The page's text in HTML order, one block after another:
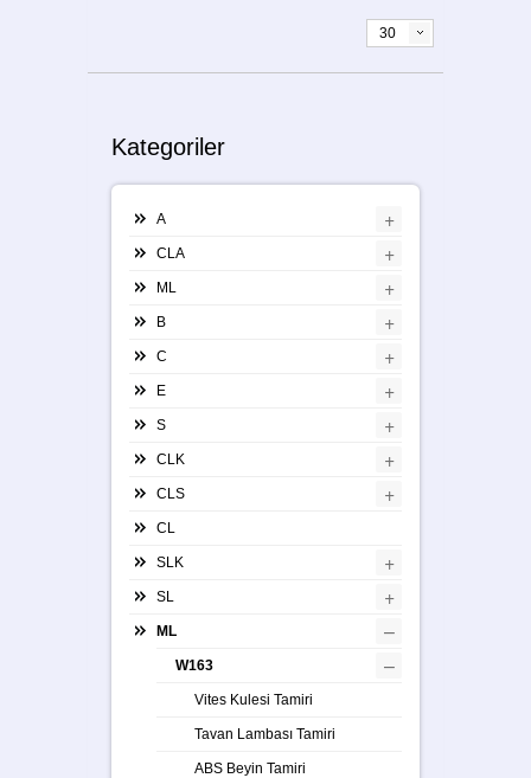
30
Kategoriler
A +
CLA +
ML +
B +
C +
E +
S +
CLK +
CLS +
CL
SLK +
SL +
ML –
W163 –
Vites Kulesi Tamiri
Tavan Lambası Tamiri
ABS Beyin Tamiri